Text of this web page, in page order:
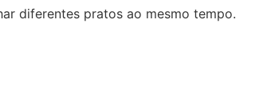
diferentes pratos ao mesmo tempo.